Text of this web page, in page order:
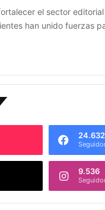
el sector
han unido fuerzas
24.632
9.536